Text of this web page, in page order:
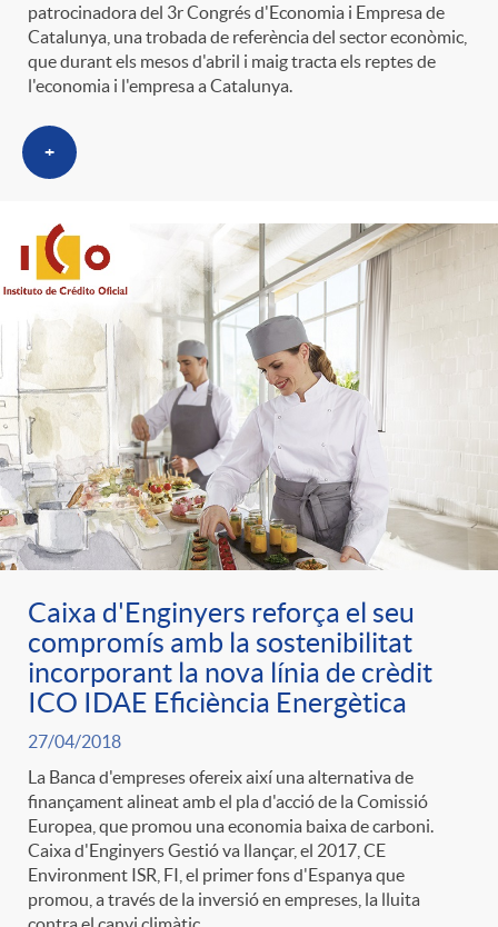
patrocinadora del 3r Congrés d'Economia i Empresa de
Catalunya, una trobada de referència del sector econòmic,
que durant els mesos d'abril i maig tracta els reptes de
l'economia i l'empresa a Catalunya.
+
Caixa d'Enginyers reforça el seu
compromís amb la sostenibilitat
incorporant la nova línia de crèdit
ICO IDAE Eficiència Energètica
27/04/2018
La Banca d'empreses ofereix així una alternativa de
finançament alineat amb el pla d'acció de la Comissió
Europea, que promou una economia baixa de carboni.
Caixa d'Enginyers Gestió va llançar, el 2017, CE
Environment ISR, FI, el primer fons d'Espanya que
promou, a través de la inversió en empreses, la lluita